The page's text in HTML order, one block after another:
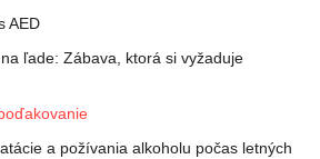
AED
ľade: Zábava, ktorá si vyžaduje
a požívania alkoholu počas letných